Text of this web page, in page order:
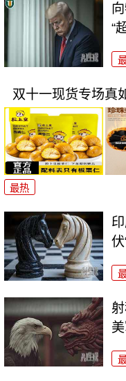
“
双十一现货专场真
最热
伏
美